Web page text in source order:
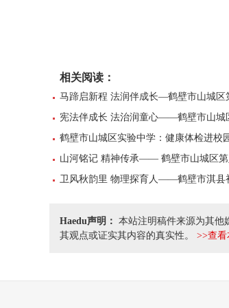
相关阅读：
马蹄启新程 法润伴成长—鹤壁市山城区
宪法伴成长 法治润童心——鹤壁市山城
鹤壁市山城区实验中学：健康体检进校
山河铭记 精神传承—— 鹤壁市山城区第
卫风秋韵里 物理探育人——鹤壁市淇县
Haedu声明： 本站注明稿件来源为其他
其观点或证实其内容的真实性。 >>查看